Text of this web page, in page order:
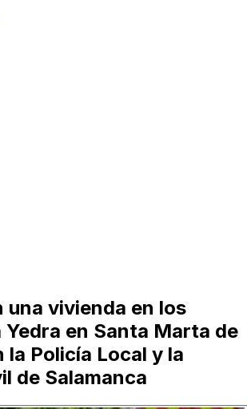
una vivienda en los
en Santa Marta de
la Policía Local y la
de Salamanca